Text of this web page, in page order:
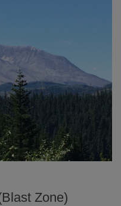
Zone)